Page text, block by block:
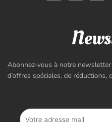
Abonnez-vous à notre
d’offres spéciales, de réductions,